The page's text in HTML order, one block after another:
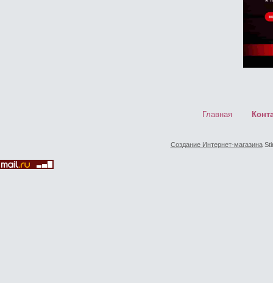
Главная
Создание Интернет-магазина